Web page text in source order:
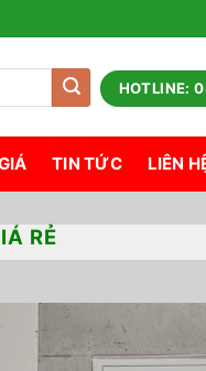
HOTLINE:
TIN TỨC LIÊN
RẺ